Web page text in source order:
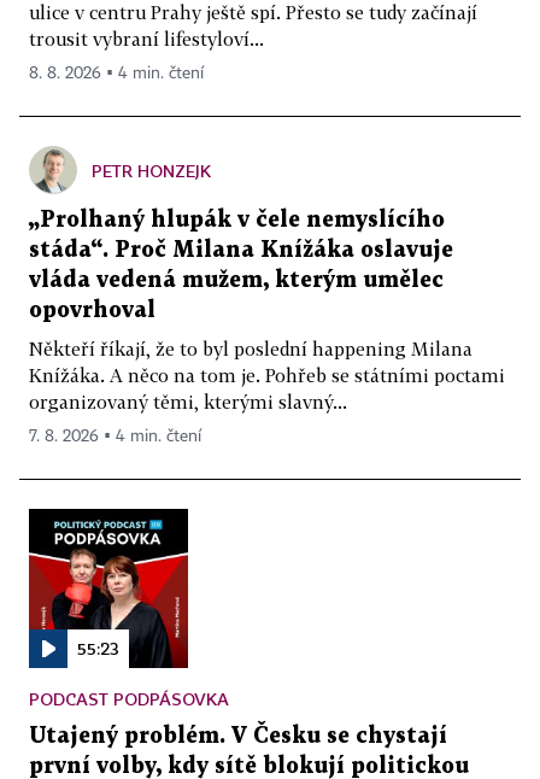
ulice v centru Prahy ještě spí. Přesto se tudy začínají
trousit vybraní lifestyloví...
8. 8. 2026 ▪ 4 min. čtení
PETR HONZEJK
„Prolhaný hlupák v čele nemyslícího
stáda“. Proč Milana Knížáka oslavuje
vláda vedená mužem, kterým umělec
opovrhoval
Někteří říkají, že to byl poslední happening Milana
Knížáka. A něco na tom je. Pohřeb se státními poctami
organizovaný těmi, kterými slavný...
7. 8. 2026 ▪ 4 min. čtení
55:23
PODCAST PODPÁSOVKA
Utajený problém. V Česku se chystají
první volby, kdy sítě blokují politickou